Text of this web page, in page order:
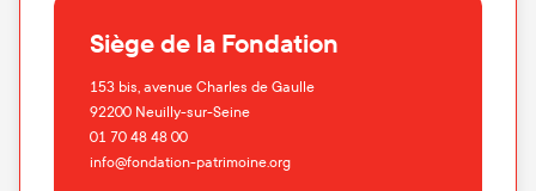
Siège de la Fondation
153 bis, avenue Charles de Gaulle
92200 Neuilly-sur-Seine
01 70 48 48 00
info@fondation-patrimoine.org